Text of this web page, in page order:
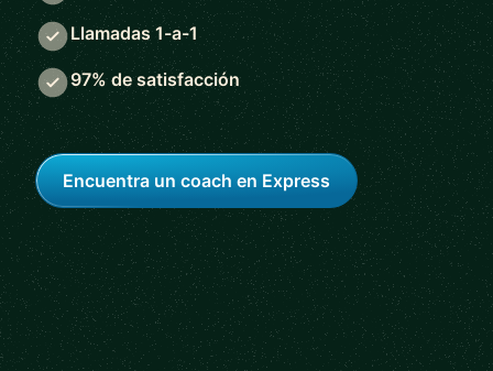
Llamadas 1-a-1
97% de satisfacción
Encuentra un coach en Express